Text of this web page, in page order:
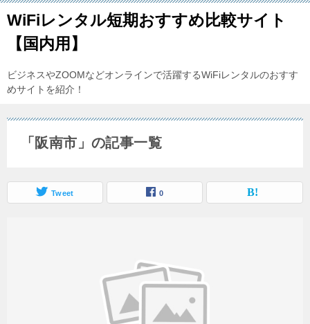
WiFiレンタル短期おすすめ比較サイト
【国内用】
ビジネスやZOOMなどオンラインで活躍するWiFiレンタルのおすす
めサイトを紹介！
「阪南市」の記事一覧
Tweet 0